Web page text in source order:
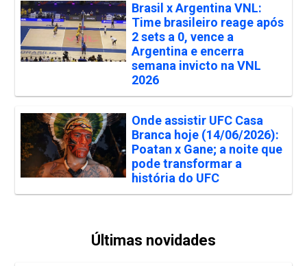
Brasil x Argentina VNL:
Time brasileiro reage após
2 sets a 0, vence a
Argentina e encerra
semana invicto na VNL
2026
Onde assistir UFC Casa
Branca hoje (14/06/2026):
Poatan x Gane; a noite que
pode transformar a
história do UFC
Últimas novidades